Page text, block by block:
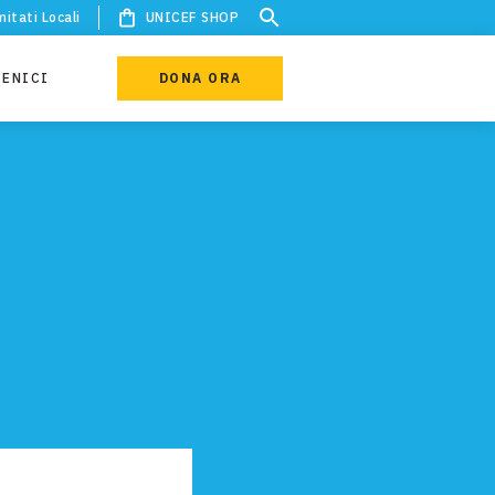
Locali UNICEF SHOP
DONA ORA